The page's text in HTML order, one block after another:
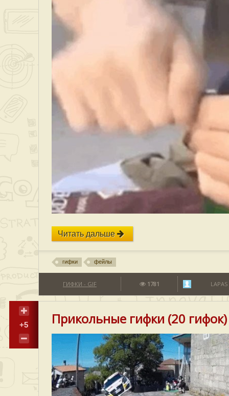
Читать дальше
гифки фейлы
ГИФКИ - GIF 1781 LAPAS
+5 Прикольные гифки (20